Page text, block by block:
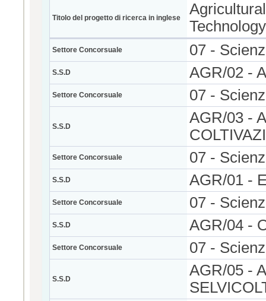
Titolo del progetto di ricerca in inglese
Settore Concorsuale 07 -
S.S.D AGR/02 -
Settore Concorsuale 07 -
S.S.D
AGR/03 -
Settore Concorsuale 07 -
S.S.D AGR/01 -
Settore Concorsuale 07 -
S.S.D AGR/04 -
Settore Concorsuale 07 -
S.S.D
AGR/05 -